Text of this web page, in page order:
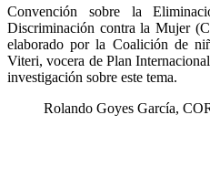
Convención sobre la
Discriminación contra la Mujer
elaborado por la Coalición de
Viteri, vocera de Plan
investigación sobre este tema.
Rolando Goyes García,